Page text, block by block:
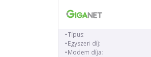
Típus:
Egyszeri díj:
Modem díja: